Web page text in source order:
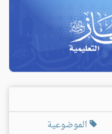
الموضوعية